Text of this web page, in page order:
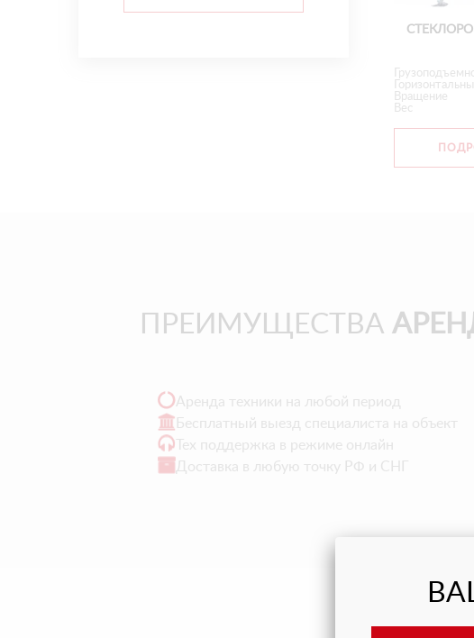
Вращение
Вес
ПРЕИМУЩЕСТВА
Аренда техники на любой период
Бесплатный выезд специалиста на объект
Тех поддержка в режиме онлайн
Доставка в любую точку РФ и СНГ